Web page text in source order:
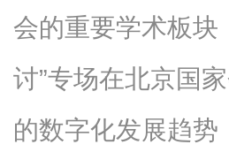
会的重要学术板块
讨”专场在北京国
的数字化发展趋